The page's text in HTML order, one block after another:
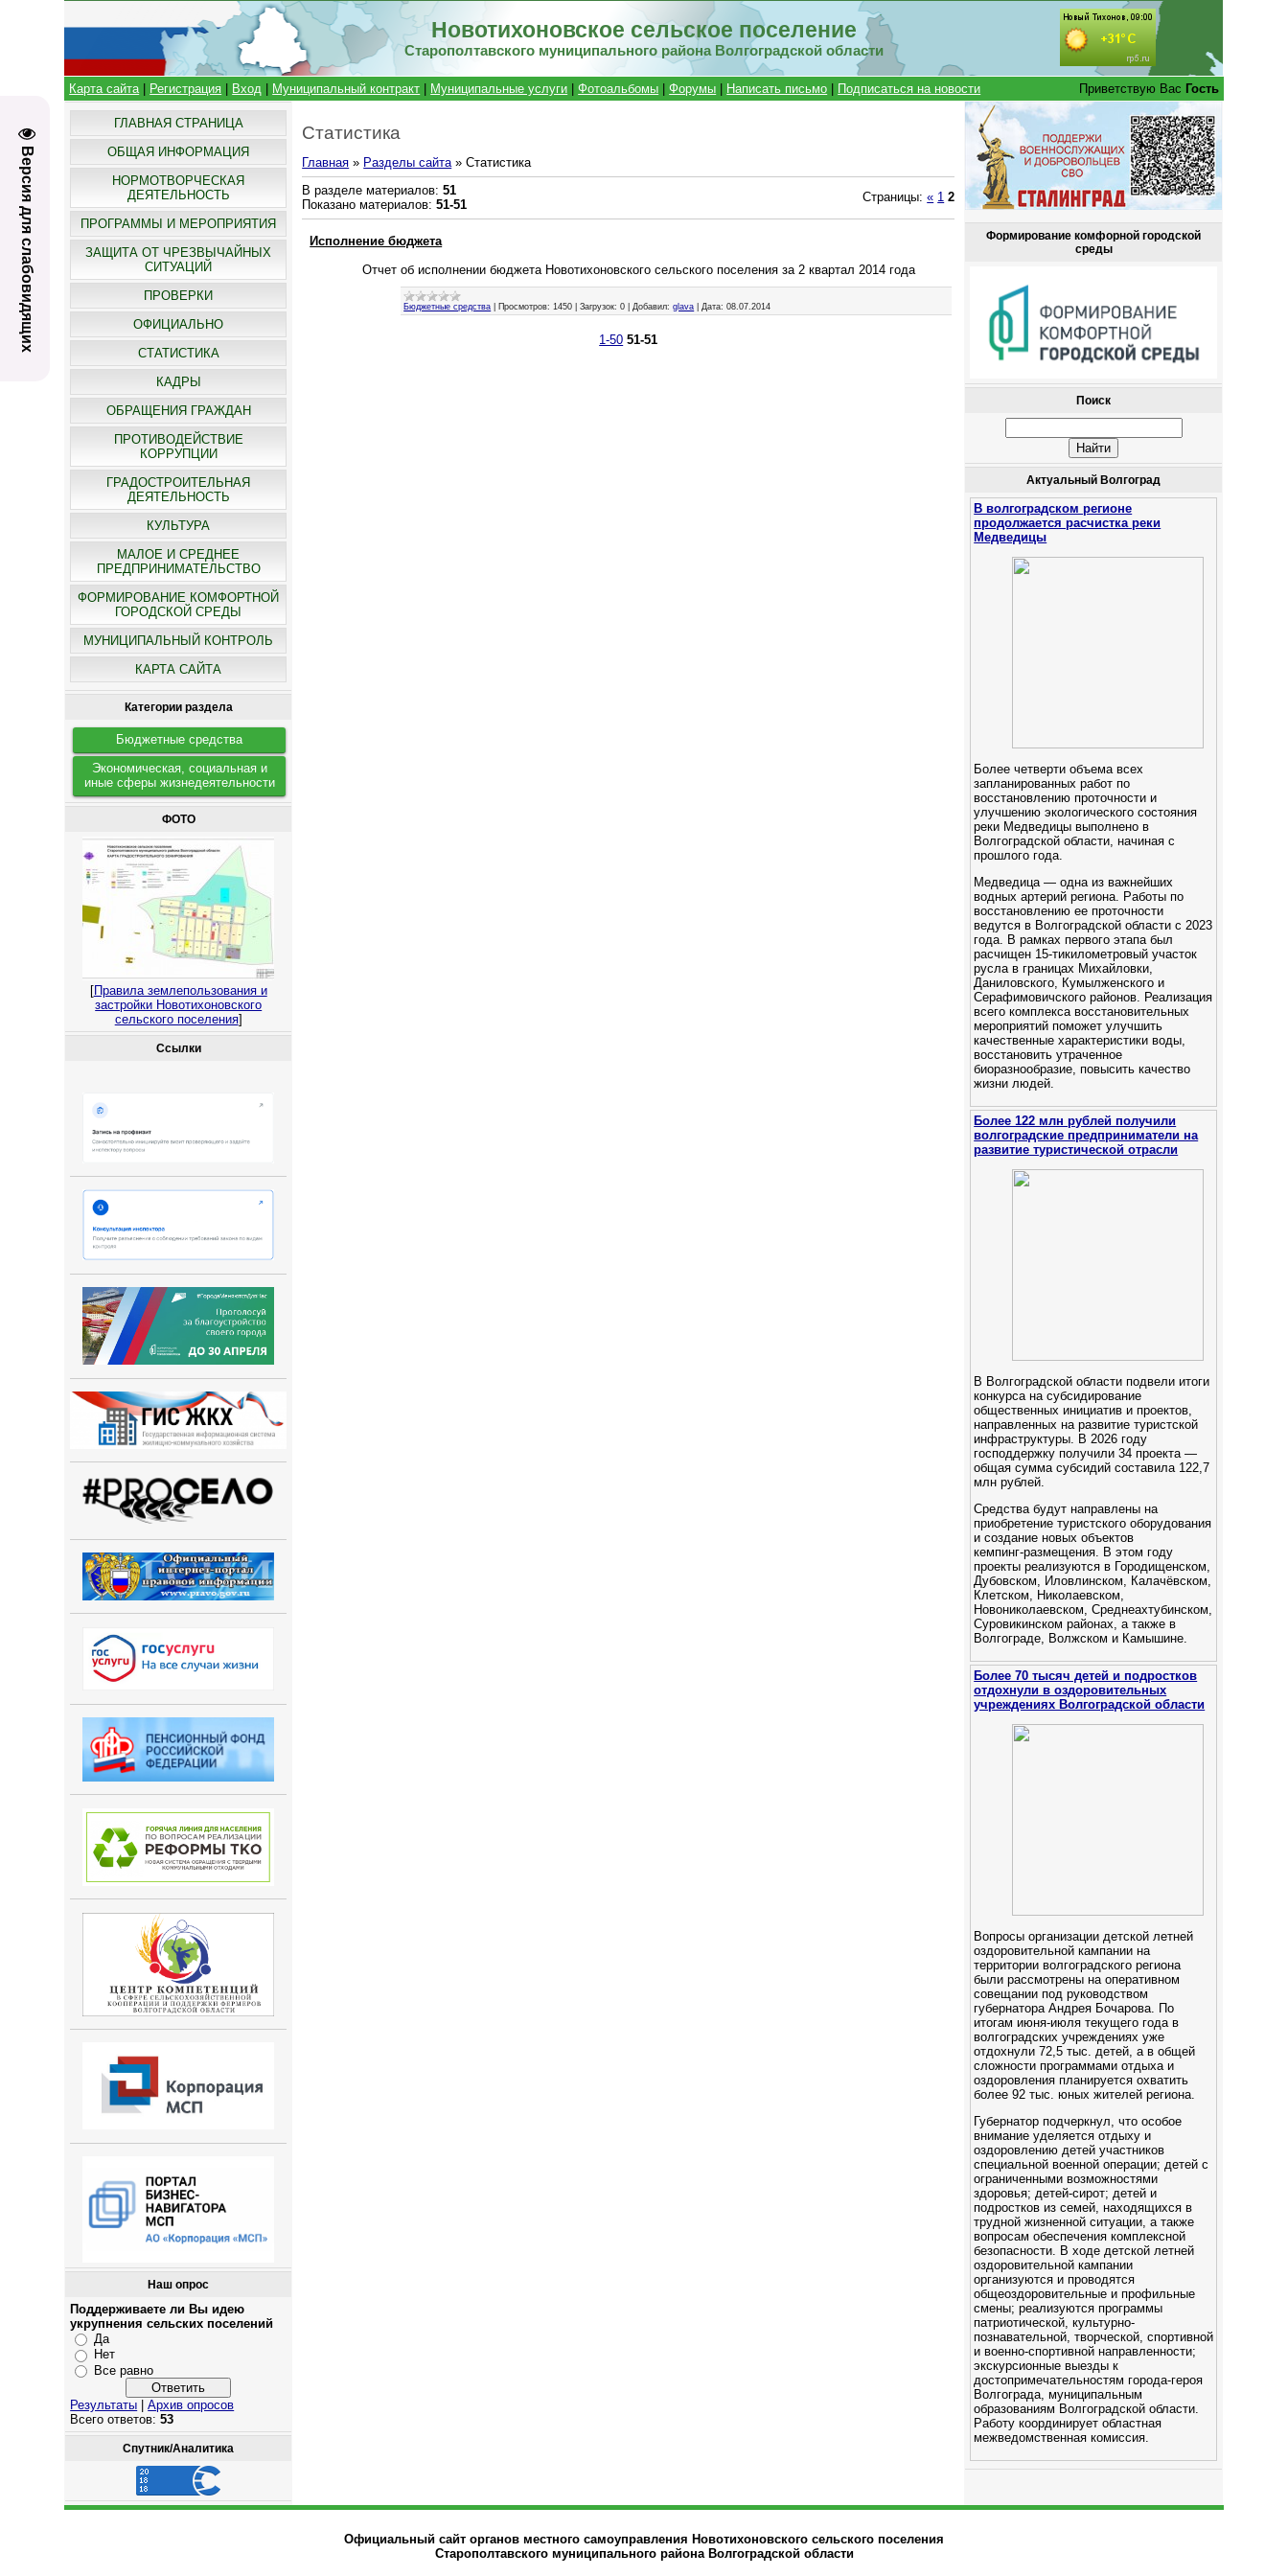
Версия для слабовидящих
Новотихоновское сельское поселение
Старополтавского муниципального района Волгоградской области
Карта сайта| Регистрация Вход Муниципальный контракт Муниципальные услуги |Фотоальбомы |Форумы Написать письмо Подписаться на новости Приветствую Вас Гость
ГЛАВНАЯ СТРАНИЦА
ОБЩАЯ ИНФОРМАЦИЯ
НОРМОТВОРЧЕСКАЯ
ДЕЯТЕЛЬНОСТЬ
ПРОГРАММЫ И МЕРОПРИЯТИЯ
ЗАЩИТА ОТ ЧРЕЗВЫЧАЙНЫХ
СИТУАЦИЙ
ПРОВЕРКИ
ОФИЦИАЛЬНО
СТАТИСТИКА
КАДРЫ
ОБРАЩЕНИЯ ГРАЖДАН
ПРОТИВОДЕЙСТВИЕ
КОРРУПЦИИ
ГРАДОСТРОИТЕЛЬНАЯ
ДЕЯТЕЛЬНОСТЬ
КУЛЬТУРА
МАЛОЕ И СРЕДНЕЕ
ПРЕДПРИНИМАТЕЛЬСТВО
ФОРМИРОВАНИЕ КОМФОРТНОЙ
ГОРОДСКОЙ СРЕДЫ
МУНИЦИПАЛЬНЫЙ КОНТРОЛЬ
КАРТА САЙТА
Категории раздела
Бюджетные средства
Экономическая, социальная и
иные сферы жизнедеятельности
ФОТО
[Правила землепользования и
застройки Новотихоновского
сельского поселения]
Ссылки
Наш опрос
Поддерживаете ли Вы идею
укрупнения сельских поселений
Да
Нет
Все равно
Результаты |Архив опросов
Всего ответов:53
Спутник/Аналитика
Статистика
Главная » Разделы сайта» Статистика
В разделе материалов:51
Показано материалов:51-51
Страницы:« 1 2
Исполнение бюджета
Отчет об исполнении бюджета Новотихоновского сельского поселения за 2 квартал 2014 года
Бюджетные средства Просмотров: 1450 |Загрузок: 0 Добавил: glava Дата: 08.07.2014
1-50 51-51
Формирование комфорной городской
среды
Поиск
Актуальный Волгоград
В волгоградском регионе
продолжается расчистка реки
Медведицы
Более четверти объема всех
запланированных работ по
восстановлению проточности и
улучшению экологического состояния
реки Медведицы выполнено в
Волгоградской области, начиная с
прошлого года.
Медведица — одна из важнейших
водных артерий региона. Работы по
восстановлению ее проточности
ведутся в Волгоградской области с 2023
года. В рамках первого этапа был
расчищен 15-тикилометровый участок
русла в границах Михайловки,
Даниловского, Кумылженского и
Серафимовичского районов. Реализация
всего комплекса восстановительных
мероприятий поможет улучшить
качественные характеристики воды,
восстановить утраченное
биоразнообразие, повысить качество
жизни людей.
Более 122 млн рублей получили
волгоградские предприниматели на
развитие туристической отрасли
В Волгоградской области подвели итоги
конкурса на субсидирование
общественных инициатив и проектов,
направленных на развитие туристской
инфраструктуры. В 2026 году
господдержку получили 34 проекта —
общая сумма субсидий составила 122,7
млн рублей.
Средства будут направлены на
приобретение туристского оборудования
и создание новых объектов
кемпинг‑размещения. В этом году
проекты реализуются в Городищенском,
Дубовском, Иловлинском, Калачёвском,
Клетском, Николаевском,
Новониколаевском, Среднеахтубинском,
Суровикинском районах, а также в
Волгограде, Волжском и Камышине.
Более 70 тысяч детей и подростков
отдохнули в оздоровительных
учреждениях Волгоградской области
Вопросы организации детской летней
оздоровительной кампании на
территории волгоградского региона
были рассмотрены на оперативном
совещании под руководством
губернатора Андрея Бочарова. По
итогам июня-июля текущего года в
волгоградских учреждениях уже
отдохнули 72,5 тыс. детей, а в общей
сложности программами отдыха и
оздоровления планируется охватить
более 92 тыс. юных жителей региона.
Губернатор подчеркнул, что особое
внимание уделяется отдыху и
оздоровлению детей участников
специальной военной операции; детей с
ограниченными возможностями
здоровья; детей-сирот; детей и
подростков из семей, находящихся в
трудной жизненной ситуации, а также
вопросам обеспечения комплексной
безопасности. В ходе детской летней
оздоровительной кампании
организуются и проводятся
общеоздоровительные и профильные
смены; реализуются программы
патриотической, культурно-
познавательной, творческой, спортивной
и военно-спортивной направленности;
экскурсионные выезды к
достопримечательностям города-героя
Волгограда, муниципальным
образованиям Волгоградской области.
Работу координирует областная
межведомственная комиссия.
Официальный сайт органов местного самоуправления Новотихоновского сельского поселения
Старополтавского муниципального района Волгоградской области